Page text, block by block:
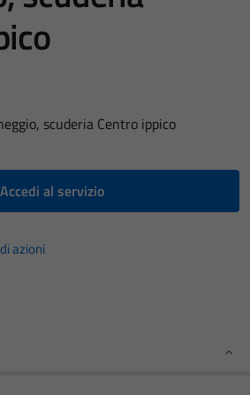
scuderia Centro ippico
Accedi al servizio
azioni